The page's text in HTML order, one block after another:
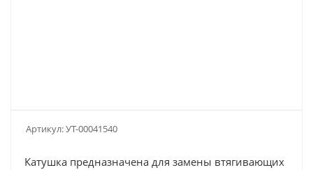
Артикул:УТ-00041540
Катушка предназначена для замены втягивающих